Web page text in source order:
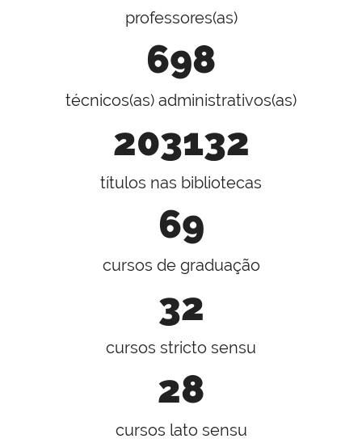
professores(as)
698
técnicos(as) administrativos(as)
203132
títulos nas bibliotecas
69
cursos de graduação
32
cursos stricto sensu
28
cursos lato sensu